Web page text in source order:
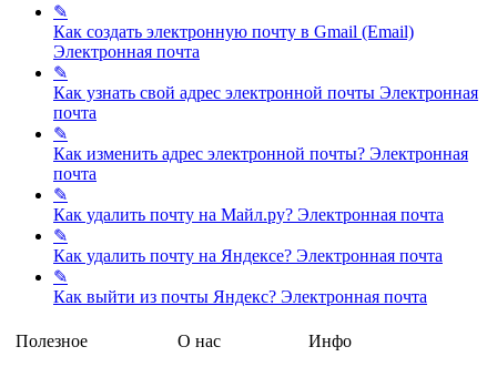
✎
Как создать электронную почту в Gmail (Email)
Электронная почта
✎
Как узнать свой адрес электронной почты Электронная
почта
✎
Как изменить адрес электронной почты? Электронная
почта
✎
Как удалить почту на Майл.ру? Электронная почта
✎
Как удалить почту на Яндексе? Электронная почта
✎
Как выйти из почты Яндекс? Электронная почта
Полезное
О нас
Инфо